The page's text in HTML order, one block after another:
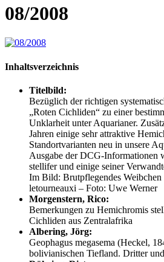
08/2008
Inhaltsverzeichnis
Titelbild:
Bezüglich der richtigen
„Roten Cichliden“ zu einer
Unklarheit unter Aquarianer.
Jahren einige sehr attraktive
Standortvarianten neu in unsere
Ausgabe der DCG-Informationen
stellifer und einige seiner
Im Bild: Brutpflegendes
letourneauxi – Foto: Uwe Werner
Morgenstern, Rico:
Bemerkungen zu Hemichromis
Cichliden aus Zentralafrika
Albering, Jörg:
Geophagus megasema (Heckel,
bolivianischen Tiefland. Dritter